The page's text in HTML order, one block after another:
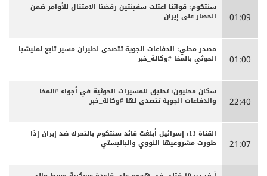
01:09
سنتكوم: قواتنا اعتلت سفينتين رفضتا الامتثال للأوامر ضمن
الحصار على إيران
01:00
مصدر محلي: الدفاعات الجوية تتصدى لطيران مسير تابع لمليشيا
الحوثي بالمخا #وكالة_خبر
22:40
سكان محليون: تحليق للمسيرات الحوثية في أجواء #المخا
والدفاعات الجوية تتصدى لها #وكالة_خبر
21:07
القناة 13: إسرائيل أبلغت قائد سنتكوم بالتحرك ضد إيران إذا
طورت مشروعيها النووي والباليستي